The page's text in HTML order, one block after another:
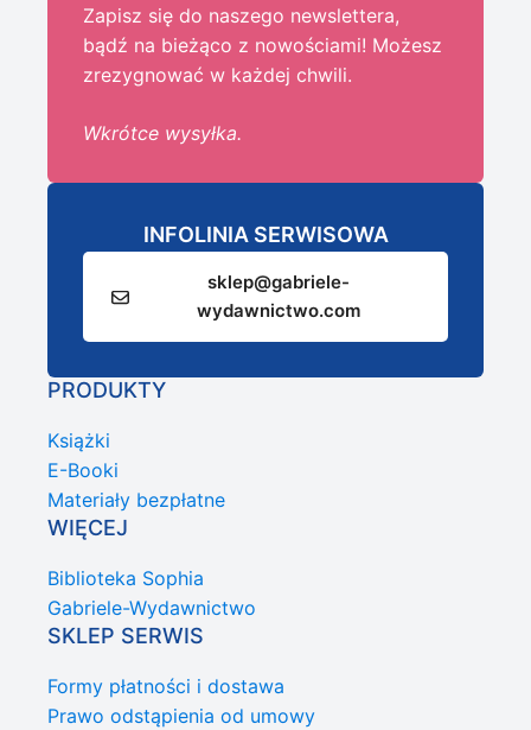
Zapisz się do naszego newslettera,
bądź na bieżąco z nowościami! Możesz
zrezygnować w każdej chwili.
Wkrótce wysyłka.
INFOLINIA SERWISOWA
sklep@gabriele-
wydawnictwo.com
PRODUKTY
Książki
E-Booki
Materiały bezpłatne
WIĘCEJ
Biblioteka Sophia
Gabriele-Wydawnictwo
SKLEP SERWIS
Formy płatności i dostawa
Prawo odstąpienia od umowy